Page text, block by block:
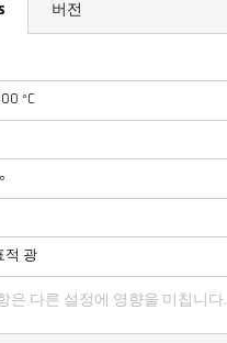
버전
°C
적 광
은 다른 설정에 영향을 미칩니다.